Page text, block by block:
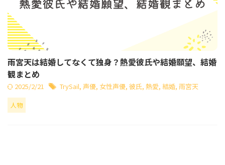
雨宮天は結婚してなくて独身？熱愛彼氏や結婚願望、結婚
観まとめ
2025/2/21 TrySail, 声優, 女性声優, 彼氏, 熱愛, 結婚, 雨宮天
人物